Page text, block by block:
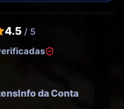
4.5 / 5
Info da Conta